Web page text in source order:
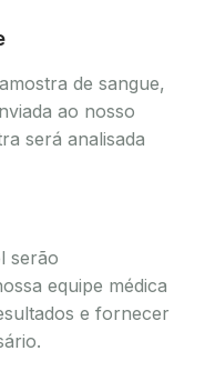
de sangue,
ao nosso
será analisada
serão
equipe médica
e fornecer